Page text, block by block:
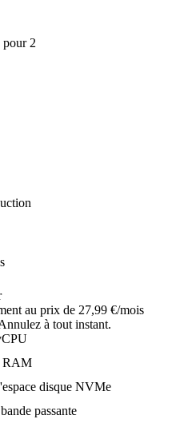
pour 2
au prix de 27,99 €/mois
à tout instant.
RAM
disque NVMe
passante